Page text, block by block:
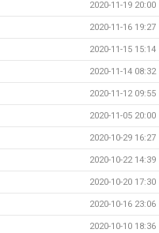
2020-11-19 20:00
2020-11-16 19:27
2020-11-15 15:14
2020-11-14 08:32
2020-11-12 09:55
2020-11-05 20:00
2020-10-29 16:27
2020-10-22 14:39
2020-10-20 17:30
2020-10-16 23:06
2020-10-10 18:36